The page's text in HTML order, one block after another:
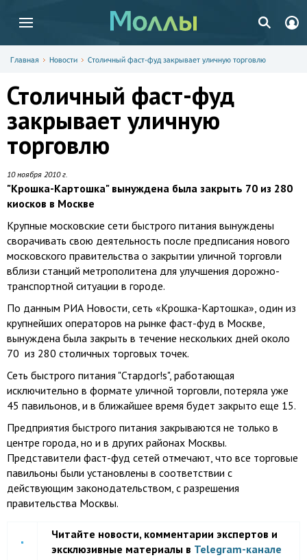
Главная Новости Столичный фаст-фуд закрывает уличную торговлю
Столичный фаст-фуд
закрывает уличную
торговлю
10 ноября 2010 г.
"Крошка-Картошка" вынуждена была закрыть 70 из 280
киосков в Москве
Крупные московские сети быстрого питания вынуждены
сворачивать свою деятельность после предписания нового
московского правительства о закрытии уличной торговли
вблизи станций метрополитена для улучшения дорожно-
транспортной ситуации в городе.
По данным РИА Новости, сеть «Крошка-Картошка», один из
крупнейших операторов на рынке фаст-фуд в Москве,
вынуждена была закрыть в течение нескольких дней около
70 из 280 столичных торговых точек.
Сеть быстрого питания "Стардог!s", работающая
исключительно в формате уличной торговли, потеряла уже
45 павильонов, и в ближайшее время будет закрыто еще 15.
Предприятия быстрого питания закрываются не только в
центре города, но и в других районах Москвы.
Представители фаст-фуд сетей отмечают, что все торговые
павильоны были установлены в соответствии с
действующим законодательством, с разрешения
правительства Москвы.
Читайте новости, комментарии экспертов и
эксклюзивные материалы в Telegram-канале